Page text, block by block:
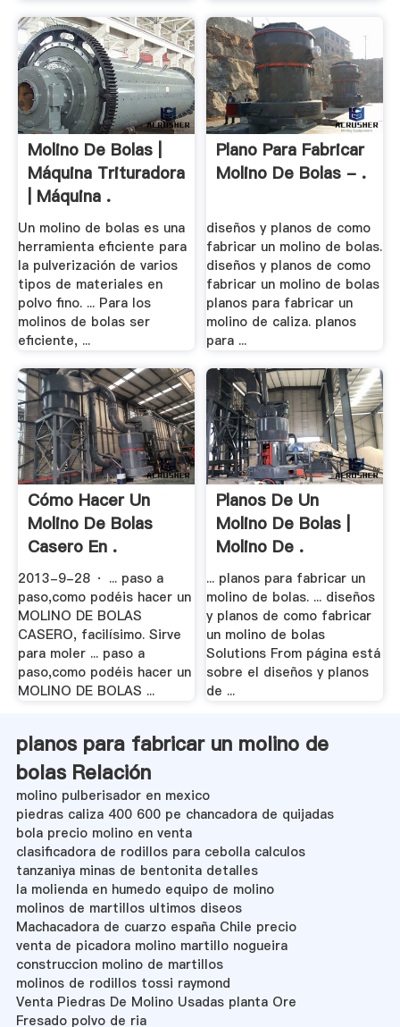
Molino De Bolas |
Máquina Trituradora
| Máquina .
Un molino de bolas es una
herramienta eficiente para
la pulverización de varios
tipos de materiales en
polvo fino. ... Para los
molinos de bolas ser
eficiente, ...
Plano Para Fabricar
Molino De Bolas - .
diseños y planos de como
fabricar un molino de bolas.
diseños y planos de como
fabricar un molino de bolas
planos para fabricar un
molino de caliza. planos
para ...
Cómo Hacer Un
Molino De Bolas
Casero En .
2013-9-28 · ... paso a
paso,como podéis hacer un
MOLINO DE BOLAS
CASERO, facilísimo. Sirve
para moler ... paso a
paso,como podéis hacer un
MOLINO DE BOLAS ...
Planos De Un
Molino De Bolas |
Molino De .
... planos para fabricar un
molino de bolas. ... diseños
y planos de como fabricar
un molino de bolas
Solutions From página está
sobre el diseños y planos
de ...
planos para fabricar un molino de
bolas Relación
molino pulberisador en mexico
piedras caliza 400 600 pe chancadora de quijadas
bola precio molino en venta
clasificadora de rodillos para cebolla calculos
tanzaniya minas de bentonita detalles
la molienda en humedo equipo de molino
molinos de martillos ultimos diseos
Machacadora de cuarzo españa Chile precio
venta de picadora molino martillo nogueira
construccion molino de martillos
molinos de rodillos tossi raymond
Venta Piedras De Molino Usadas planta Ore
Fresado polvo de ria